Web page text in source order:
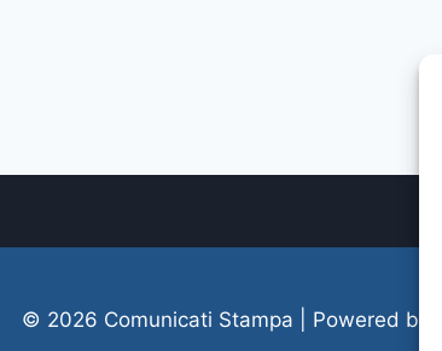
© 2026 Comunicati Stampa | Powered by